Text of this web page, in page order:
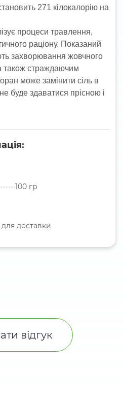
271 кілокалорію на
процеси травлення,
раціону. Показаний
захворювання жовчного
також страждаючим
може замінити сіль в
буде здаватися прісною і
100 гр
доставки
відгук